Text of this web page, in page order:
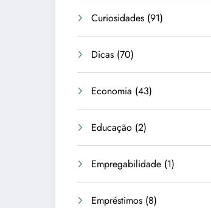
Curiosidades (91)
Dicas (70)
Economia (43)
Educação (2)
Empregabilidade (1)
Empréstimos (8)